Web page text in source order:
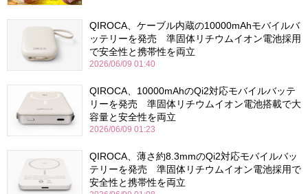
QIROCA、ケーブル内蔵の10000mAhモバイルバ
ッテリーを発売 準固体リチウムイオン電池採用
で安全性と携帯性を両立
2026/06/09 01:40
QIROCA、10000mAhのQi2対応モバイルバッテ
リーを発売 準固体リチウムイオン電池搭載で大
容量と安全性を両立
2026/06/09 01:23
QIROCA、薄さ約8.3mmのQi2対応モバイルバッ
テリーを発売 準固体リチウムイオン電池採用で
安全性と携帯性を両立